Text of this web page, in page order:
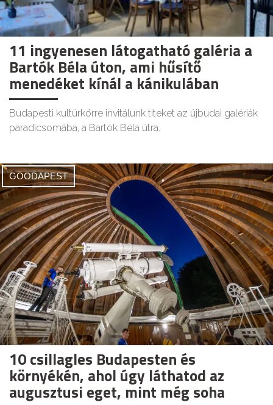
11 ingyenesen látogatható galéria a
Bartók Béla úton, ami hűsítő
menedéket kínál a kánikulában
Budapesti kultúrkörre invitálunk titeket az újbudai galériák
paradicsomába, a Bartók Béla útra.
GOODAPEST
10 csillagles Budapesten és
környékén, ahol úgy láthatod az
augusztusi eget, mint még soha